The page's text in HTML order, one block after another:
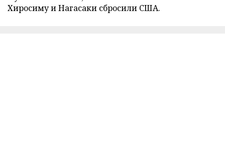
Хиросиму и Нагасаки сбросили США.